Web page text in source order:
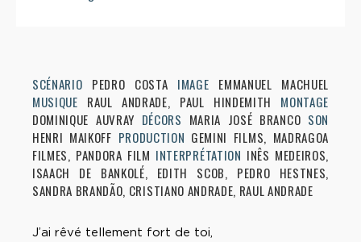
SCÉNARIO PEDRO COSTA IMAGE EMMANUEL MACHUEL
MUSIQUE RAUL ANDRADE, PAUL HINDEMITH MONTAGE
DOMINIQUE AUVRAY DÉCORS MARIA JOSÉ BRANCO SON
HENRI MAIKOFF PRODUCTION GEMINI FILMS, MADRAGOA
FILMES, PANDORA FILM INTERPRÉTATION INÊS MEDEIROS,
ISAACH DE BANKOLÉ, EDITH SCOB, PEDRO HESTNES,
SANDRA BRANDÃO, CRISTIANO ANDRADE, RAUL ANDRADE
J’ai rêvé tellement fort de toi,